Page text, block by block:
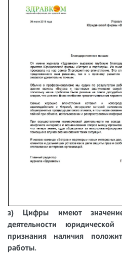
з) Цифры имеют
деятельности
признания наличия
работы.